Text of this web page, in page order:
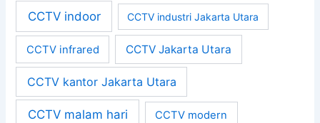
CCTV indoor CCTV industri Jakarta Utara
CCTV infrared CCTV Jakarta Utara
CCTV kantor Jakarta Utara
CCTV malam hari CCTV modern